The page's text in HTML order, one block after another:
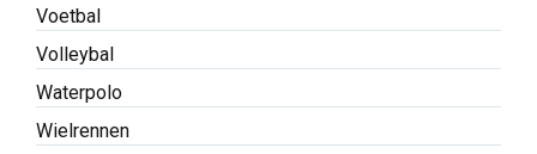
Voetbal
Volleybal
Waterpolo
Wielrennen